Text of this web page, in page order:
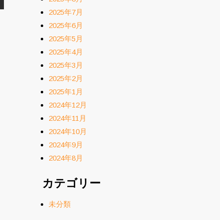
2025年7月
2025年6月
2025年5月
2025年4月
2025年3月
2025年2月
2025年1月
2024年12月
2024年11月
2024年10月
2024年9月
2024年8月
カテゴリー
未分類